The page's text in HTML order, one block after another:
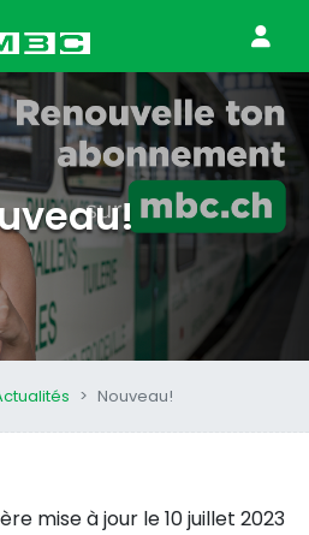
Nouveau!
mise à jour le10 juillet 2023